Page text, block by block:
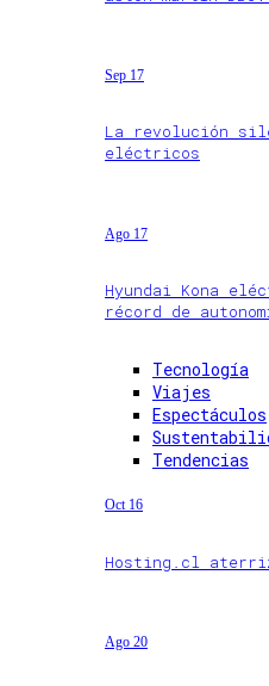
Sep 17
La revolución
eléctricos
Ago 17
Hyundai Kona
récord de
Tecnología
Viajes
Espectáculos
Tendencias
Oct 16
Hosting.cl
Ago 20